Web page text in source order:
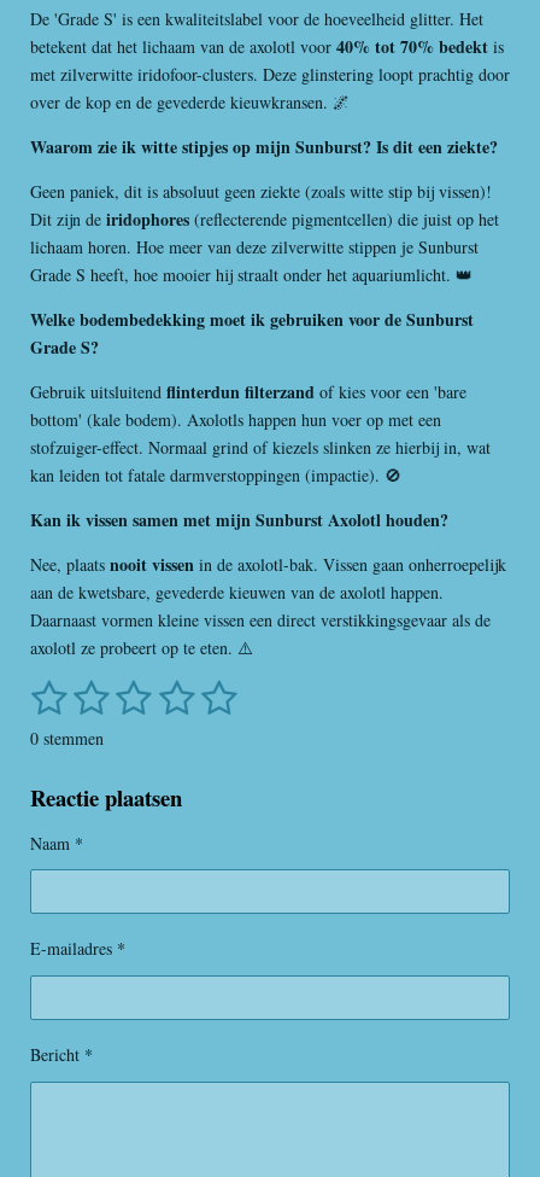
De 'Grade S' is een kwaliteitslabel voor de hoeveelheid glitter. Het
betekent dat het lichaam van de axolotl voor 40% tot 70% bedekt is
met zilverwitte iridofoor-clusters. Deze glinstering loopt prachtig door
over de kop en de gevederde kieuwkransen. 🌌
Waarom zie ik witte stipjes op mijn Sunburst? Is dit een ziekte?
Geen paniek, dit is absoluut geen ziekte (zoals witte stip bij vissen)!
Dit zijn de iridophores (reflecterende pigmentcellen) die juist op het
lichaam horen. Hoe meer van deze zilverwitte stippen je Sunburst
Grade S heeft, hoe mooier hij straalt onder het aquariumlicht. 👑
Welke bodembedekking moet ik gebruiken voor de Sunburst
Grade S?
Gebruik uitsluitend flinterdun filterzand of kies voor een 'bare
bottom' (kale bodem). Axolotls happen hun voer op met een
stofzuiger-effect. Normaal grind of kiezels slinken ze hierbij in, wat
kan leiden tot fatale darmverstoppingen (impactie). 🚫
Kan ik vissen samen met mijn Sunburst Axolotl houden?
Nee, plaats nooit vissen in de axolotl-bak. Vissen gaan onherroepelijk
aan de kwetsbare, gevederde kieuwen van de axolotl happen.
Daarnaast vormen kleine vissen een direct verstikkingsgevaar als de
axolotl ze probeert op te eten. ⚠️
R
t
n
:
s
t
r
e
n
1
s
e
r
2
s
e
r
e
n
3
e
e
n
4
e
e
n
5
e
n
S
0 stemmen
Reactie plaatsen
Naam *
E-mailadres *
Bericht *